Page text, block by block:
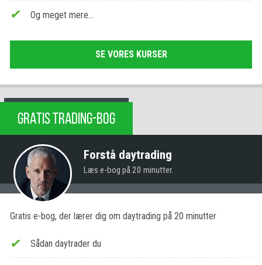
Og meget mere…
SE VORES KURSER
GRATIS TRADING-BOG
Forstå daytrading
Læs e-bog på 20 minutter.
Gratis e-bog, der lærer dig om daytrading på 20 minutter
Sådan daytrader du